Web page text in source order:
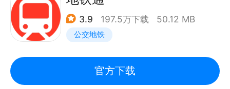
发车预测
提供预计发车时间和历史发车时间，即使在首站候车，
也能知晓公交何时发车。
路线规划
提供公交、地铁、打车、骑行等多种换乘方案对比，即
3.9 197.5万下载 50.12 MB
公交地铁
官方下载